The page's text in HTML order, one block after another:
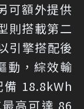
可額外提供
則搭載第二
引擎搭配後
動，綜效輸
18.8kWh
高可達 86